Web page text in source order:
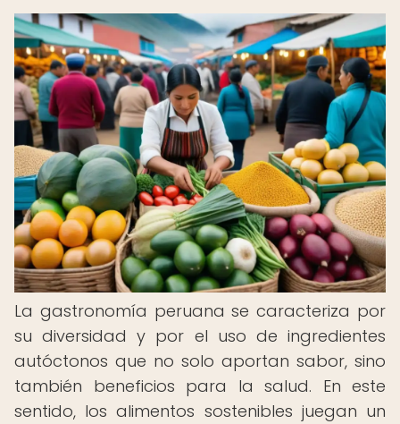
La gastronomía peruana se caracteriza por
su diversidad y por el uso de ingredientes
autóctonos que no solo aportan sabor, sino
también beneficios para la salud. En este
sentido, los alimentos sostenibles juegan un